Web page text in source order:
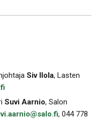
Siv Ilola, Lasten
Suvi Aarnio, Salon
, 044 778